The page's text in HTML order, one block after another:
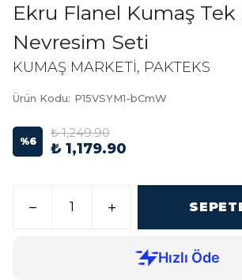
Ekru Flanel Kumaş Tek
Nevresim Seti
KUMAŞ MARKETİ, PAKTEKS
Ürün Kodu: P15VSYM1-bCmW
%6
₺ 1,249.90
₺ 1,179.90